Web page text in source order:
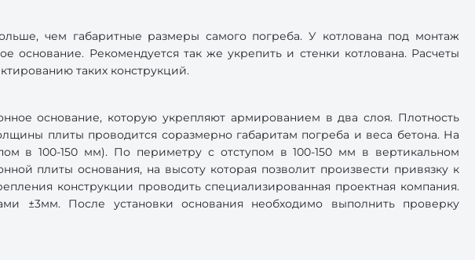
чем габаритные размеры самого погреба. У котлована под монтаж
основание. Рекомендуется так же укрепить и стенки котлована. Расчеты
таких конструкций.
основание, которую укрепляют армированием в два слоя. Плотность
плиты проводится соразмерно габаритам погреба и веса бетона. На
в 100-150 мм). По периметру с отступом в 100-150 мм в вертикальном
плиты основания, на высоту которая позволит произвести привязку к
конструкции проводить специализированная проектная компания.
±3мм. После установки основания необходимо выполнить проверку